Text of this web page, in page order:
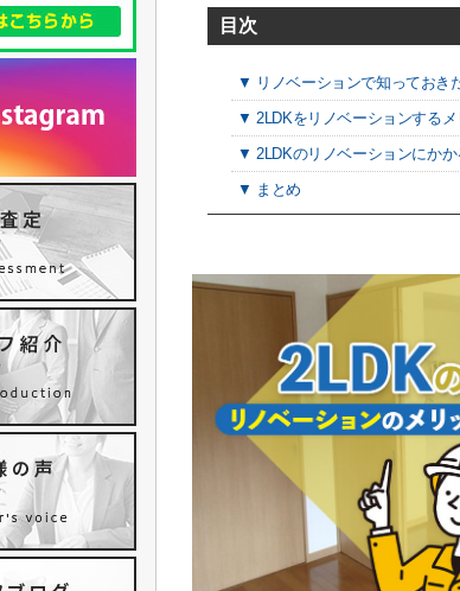
目次
▼ リノベーションで知っておき
▼ 2LDKをリノベーションするメ
▼ 2LDKのリノベーションにかか
▼ まとめ